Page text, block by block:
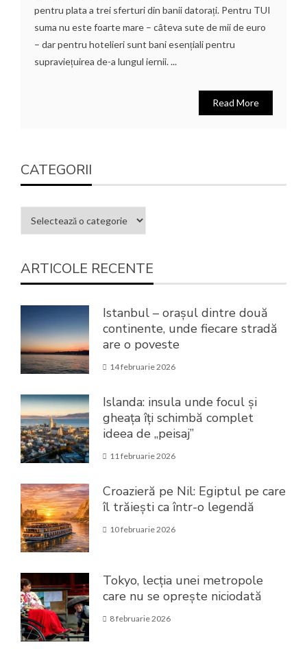
pentru plata a trei sferturi din banii datorați. Pentru TUI
suma nu este foarte mare – câteva sute de mii de euro
– dar pentru hotelieri sunt bani esențiali pentru
supraviețuirea de-a lungul iernii. ...
Read More
CATEGORII
ARTICOLE RECENTE
Istanbul – orașul dintre două
continente, unde fiecare stradă
are o poveste
14 februarie 2026
Islanda: insula unde focul și
gheața îți schimbă complet
ideea de „peisaj”
11 februarie 2026
Croazieră pe Nil: Egiptul pe care
îl trăiești ca într-o legendă
10 februarie 2026
Tokyo, lecția unei metropole
care nu se oprește niciodată
8 februarie 2026